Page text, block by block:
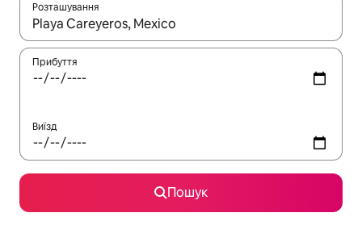
Розташування
Отримавши результати пошуку, використовуйте для
Прибуття
Виїзд
Пошук